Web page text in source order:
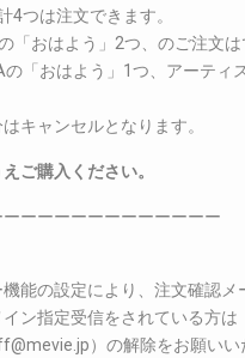
4つは注文できます。
「おはよう」2つ、のご注文は
「おはよう」1つ、アーティ
キャンセルとなります。
ご購入ください。
ーーーーーーーーーーーー
能の設定により、注文確認メ
ン指定受信をされている方は
）の解除をお願いい